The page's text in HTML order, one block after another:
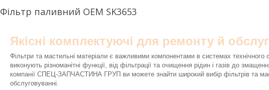
Фільтр паливний OEM SK3653
Якісні комплектуючі для ремонту й
Фільтри та мастильні матеріали є важливими компонентами в системах
виконують різноманітні функції, від фільтрації та очищення рідин і газів до
компанії СПЕЦ-ЗАПЧАСТИНА ГРУП ви можете знайти широкий вибір фільтрів та
обслуговуванні.